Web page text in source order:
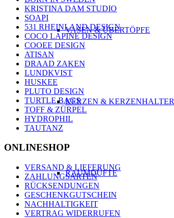
VASEN & ÜBERTÖPFE
KERZEN & KERZENHALTER
RAUMDÜFTE
KRISTINA DAM STUDIO
SOAPI
531 RHEINLAND DESIGN
COCO LAPINE DESIGN
COOEE DESIGN
ATISAN
DRAAD ZAKEN
LUNDKVIST
HUSKEE
PLUTO DESIGN
TURTLE BAGS
TOFF & ZÜRPEL
HYDROPHIL
TAUTANZ
ONLINESHOP
VERSAND & LIEFERUNG
ZAHLUNGSARTEN
RÜCKSENDUNGEN
GESCHENKGUTSCHEIN
NACHHALTIGKEIT
VERTRAG WIDERRUFEN